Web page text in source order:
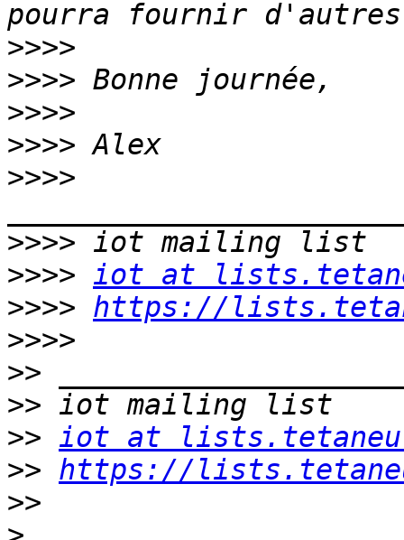
>>>>
>>>>
>>>>
>>>>
>>>>
>>>>
>>>> iot at
>>>> https://
>>>>
>>
>>
>> iot at
>> https://
>>